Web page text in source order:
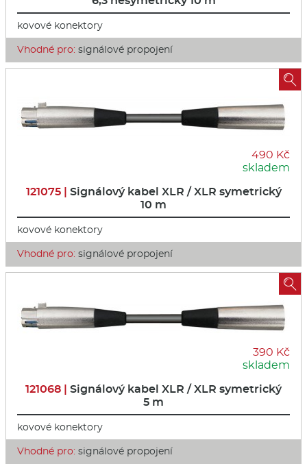
kovové konektory
Vhodné pro: signálové propojení
490 Kč
skladem
121075 | Signálový kabel XLR / XLR symetrický
10 m
kovové konektory
Vhodné pro: signálové propojení

390 Kč
skladem
121068 | Signálový kabel XLR / XLR symetrický
5 m
kovové konektory
Vhodné pro: signálové propojení
